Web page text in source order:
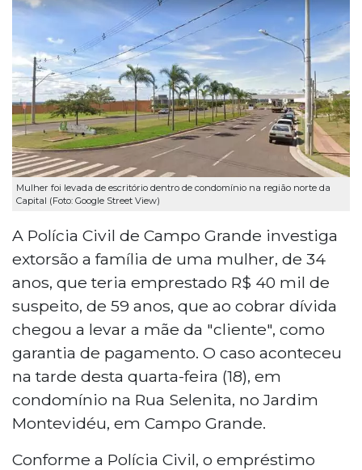
Mulher foi levada de escritório dentro de condomínio na região norte da
Capital (Foto: Google Street View)
A Polícia Civil de Campo Grande investiga
extorsão a família de uma mulher, de 34
anos, que teria emprestado R$ 40 mil de
suspeito, de 59 anos, que ao cobrar dívida
chegou a levar a mãe da "cliente", como
garantia de pagamento. O caso aconteceu
na tarde desta quarta-feira (18), em
condomínio na Rua Selenita, no Jardim
Montevidéu, em Campo Grande.
Conforme a Polícia Civil, o empréstimo